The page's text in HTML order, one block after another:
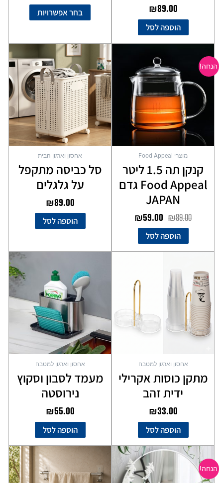
₪89.00
הוספה לסל
בחר אפשרויות
הנחה!
מוצרי Food Appeal
קנקן תה 1.5 ליטר
Food Appeal גדם
JAPAN
₪89.00
המקורי
היה:
₪89.00.
₪59.00
הנוכחי
₪59.00.
הוספה לסל
אחסון וארגון הבית
סל כביסה מתקפל
על גלגלים
₪89.00
הוספה לסל
אחסון וארגון למטבח
מתקן כוסות אקרילי
ידית זהב
₪33.00
הוספה לסל
אחסון וארגון למטבח
מעמד לסבון וסקוץ
נירוסטה
₪55.00
הוספה לסל
הנחה!
המחיר
המקורי
היה:
המחיר
הנוכחי
הוא: